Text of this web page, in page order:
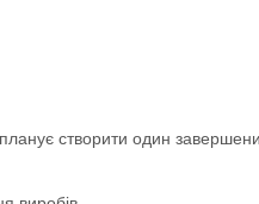
створити один